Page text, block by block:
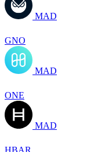
MAD
GNO
MAD
ONE
MAD
HBAR